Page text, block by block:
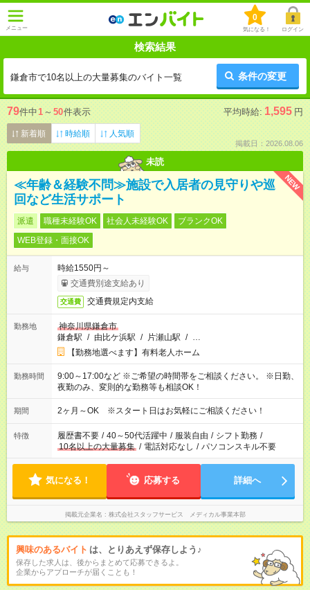
メニュー
0
気になる！ ログイン
検索結果
鎌倉市で10名以上の大量募集のバイト一覧 条件の変更
79件中1 ～ 50件表示 平均時給: 1,595 円
新着順 時給順 人気順
掲載日：2026.08.06
未読
NEW
≪年齢＆経験不問≫施設で入居者の見守りや巡
回など生活サポート
派遣 職種未経験OK 社会人未経験OK
ブランクOK
WEB登録・面接OK
給与
時給1550円～
交通費別途支給あり
交通費 交通費規定内支給
勤務地
神奈川県鎌倉市
鎌倉駅 / 由比ケ浜駅 / 片瀬山駅 / …
【勤務地選べます】有料老人ホーム
勤務時間
9:00～17:00など ※ご希望の時間帯をご相談ください。 ※日勤、
夜勤のみ、変則的な勤務等も相談OK！
期間 2ヶ月～OK ※スタート日はお気軽にご相談ください！
特徴 履歴書不要 / 40～50代活躍中 / 服装自由 / シフト勤務 /
10名以上の大量募集 / 電話対応なし / パソコンスキル不要
気になる！ 応募する 詳細へ
掲載元企業名 株式会社スタッフサービス メディカル事業本部
興味のあるバイト は、とりあえず保存しよう♪
保存した求人は、後からまとめて応募できるよ。
企業からアプローチが届くことも！